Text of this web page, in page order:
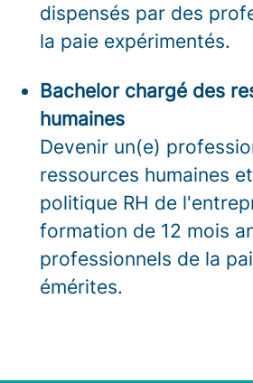
dispensés par des
la paie expérimentés.
Bachelor chargé des
humaines
Devenir un(e)
ressources humaines
politique RH de
formation de 12 mois
professionnels de la
émérites.